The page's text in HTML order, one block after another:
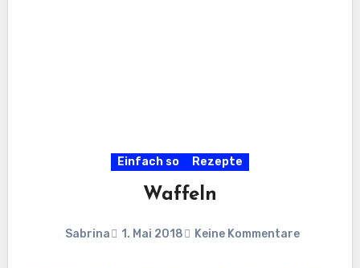
Einfach so Rezepte
Waffeln
Sabrina 1. Mai 2018 Keine Kommentare